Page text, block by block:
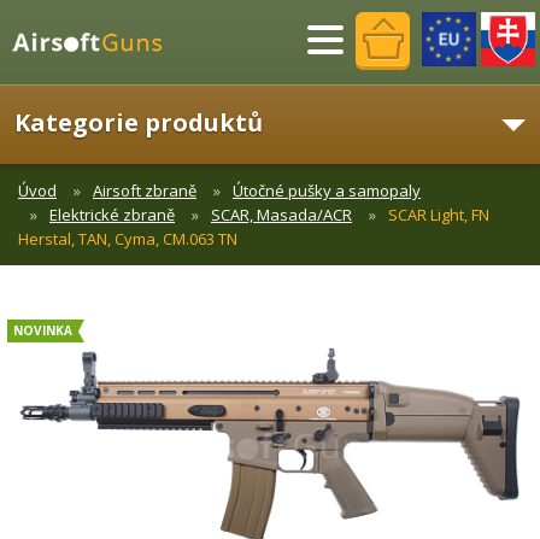
Menu
Kategorie produktů
Úvod Airsoft zbraně
Útočné pušky a samopaly
Elektrické zbraně
SCAR, Masada/ACR
SCAR Light, FN
Herstal, TAN, Cyma, CM.063 TN
NOVINKA